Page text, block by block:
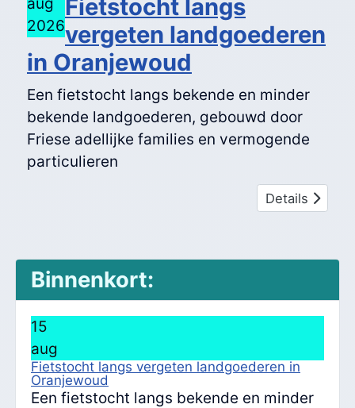
aug
2026
Fietstocht langs
vergeten landgoederen
in Oranjewoud
Een fietstocht langs bekende en minder
bekende landgoederen, gebouwd door
Friese adellijke families en vermogende
particulieren
Details
Binnenkort:
15
aug
Fietstocht langs vergeten landgoederen in
Oranjewoud
Een fietstocht langs bekende en minder